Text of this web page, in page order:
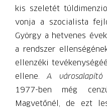
kis szeletét
vonja a szocialista
György a hetvenes
a rendszer
ellenzéki
ellene.A városalapító
1977-ben még
Magvetőnél, de ezt